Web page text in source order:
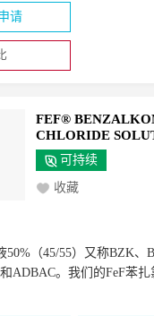
）、苄基（十六烷基）二
烷基）二甲基氯化铵（约
请
FEF®
CHLORIDE
(45/55)
可持续
收藏
50%（45/55）又称BZK、
ADBAC。我们的FeF苯
兰氏+和-&酸性抗菌，酵